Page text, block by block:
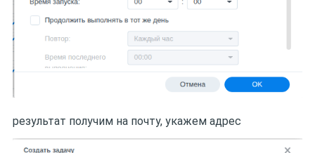
результат получим на почту, укажем адрес